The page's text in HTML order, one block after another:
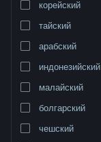
Полная версия
корейский
тайский
арабский
индонезийский
малайский
болгарский
чешский